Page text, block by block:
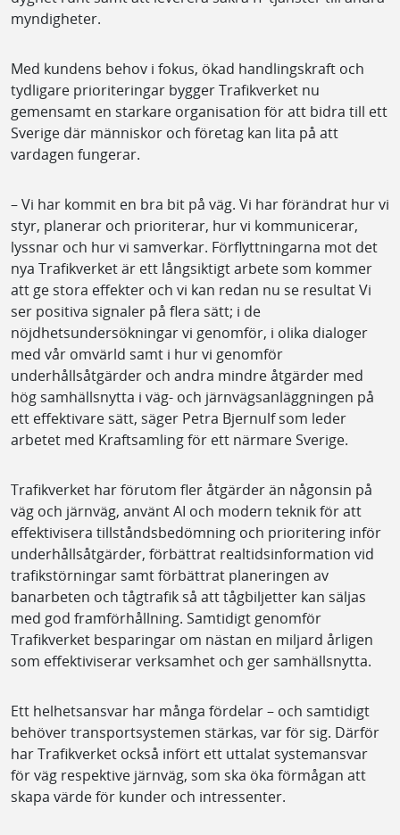
myndigheter.
Med kundens behov i fokus, ökad handlingskraft och
tydligare prioriteringar bygger Trafikverket nu
gemensamt en starkare organisation för att bidra till ett
Sverige där människor och företag kan lita på att
vardagen fungerar.
– Vi har kommit en bra bit på väg. Vi har förändrat hur vi
styr, planerar och prioriterar, hur vi kommunicerar,
lyssnar och hur vi samverkar. Förflyttningarna mot det
nya Trafikverket är ett långsiktigt arbete som kommer
att ge stora effekter och vi kan redan nu se resultat Vi
ser positiva signaler på flera sätt; i de
nöjdhetsundersökningar vi genomför, i olika dialoger
med vår omvärld samt i hur vi genomför
underhållsåtgärder och andra mindre åtgärder med
hög samhällsnytta i väg- och järnvägsanläggningen på
ett effektivare sätt, säger Petra Bjernulf som leder
arbetet med Kraftsamling för ett närmare Sverige.
Trafikverket har förutom fler åtgärder än någonsin på
väg och järnväg, använt AI och modern teknik för att
effektivisera tillståndsbedömning och prioritering inför
underhållsåtgärder, förbättrat realtidsinformation vid
trafikstörningar samt förbättrat planeringen av
banarbeten och tågtrafik så att tågbiljetter kan säljas
med god framförhållning. Samtidigt genomför
Trafikverket besparingar om nästan en miljard årligen
som effektiviserar verksamhet och ger samhällsnytta.
Ett helhetsansvar har många fördelar – och samtidigt
behöver transportsystemen stärkas, var för sig. Därför
har Trafikverket också infört ett uttalat systemansvar
för väg respektive järnväg, som ska öka förmågan att
skapa värde för kunder och intressenter.